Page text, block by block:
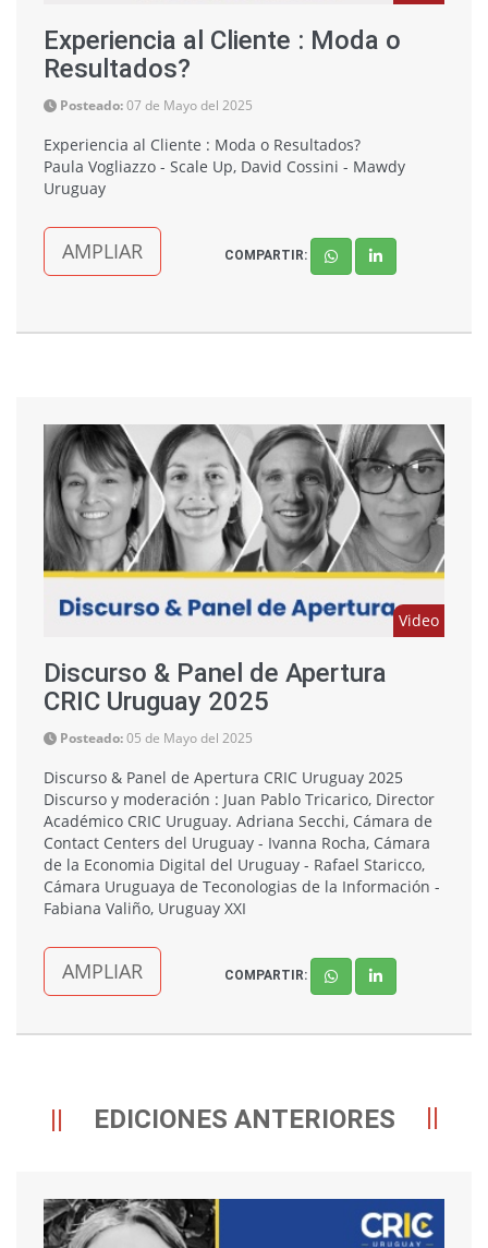
Experiencia al Cliente : Moda o
Resultados?
Posteado:07 de Mayo del 2025
Experiencia al Cliente : Moda o Resultados?
Paula Vogliazzo - Scale Up, David Cossini - Mawdy
Uruguay
AMPLIAR COMPARTIR:
Video
Discurso & Panel de Apertura
CRIC Uruguay 2025
Posteado:05 de Mayo del 2025
Discurso & Panel de Apertura CRIC Uruguay 2025
Discurso y moderación : Juan Pablo Tricarico, Director
Académico CRIC Uruguay. Adriana Secchi, Cámara de
Contact Centers del Uruguay - Ivanna Rocha, Cámara
de la Economia Digital del Uruguay - Rafael Staricco,
Cámara Uruguaya de Teconologias de la Información -
Fabiana Valiño, Uruguay XXI
AMPLIAR COMPARTIR:
EDICIONES ANTERIORES